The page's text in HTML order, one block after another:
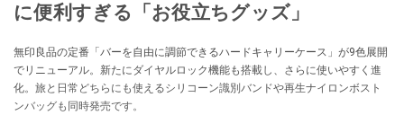
に便利すぎる「お役立ちグッズ」
無印良品の定番「バーを自由に調節できるハードキャリーケース」が9色展開
でリニューアル。新たにダイヤルロック機能も搭載し、さらに使いやすく進
化。旅と日常どちらにも使えるシリコーン識別バンドや再生ナイロンボスト
ンバッグも同時発売です。